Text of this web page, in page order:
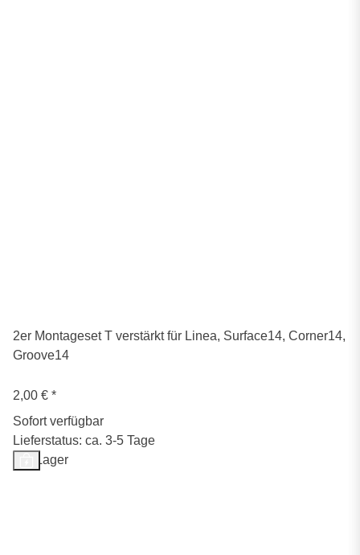
2er Montageset T verstärkt für Linea, Surface14, Corner14,
Groove14
2,00 € *
Sofort verfügbar
Lieferstatus: ca. 3-5 Tage
Auf Lager